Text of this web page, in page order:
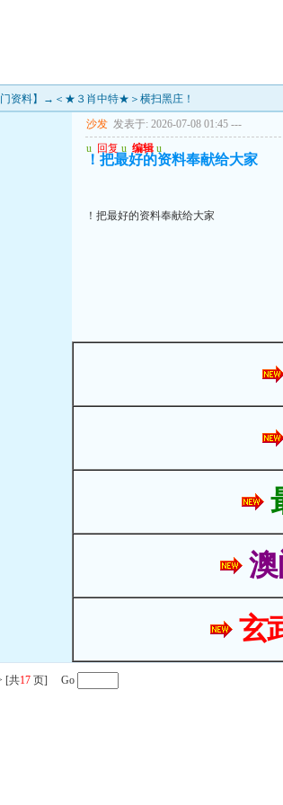
门资料】→＜★３肖中特★＞横扫黑庄！
沙发 发表于: 2026-07-08 01:45 ---
u 回复 u 编辑 u
！把最好的资料奉献给大家
！把最好的资料奉献给大家
玄
[共17 页] Go